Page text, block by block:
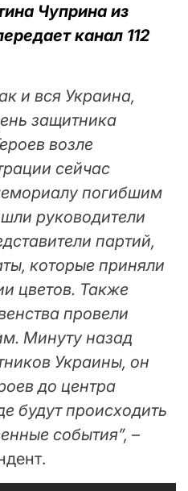
Чуприна из
канал 112
и вся Украина,
защитника
возле
сейчас
погибшим
руководители
партий,
которые приняли
цветов. Также
провели
Минуту назад
Украины, он
до центра
будут происходить
события”, –